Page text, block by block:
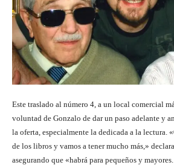
Este traslado al número 4, a un local comercial
voluntad de Gonzalo de dar un paso adelante y
la oferta, especialmente la dedicada a la lectura.
de los libros y vamos a tener mucho más,»
asegurando que «habrá para pequeños y